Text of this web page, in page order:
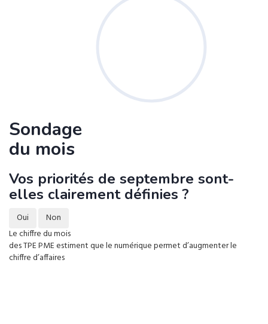
Sondage
du mois
Vos priorités de septembre sont-
elles clairement définies ?
Oui
Non
Le chiffre du mois
des TPE PME estiment que le numérique permet d’augmenter le
chiffre d’affaires